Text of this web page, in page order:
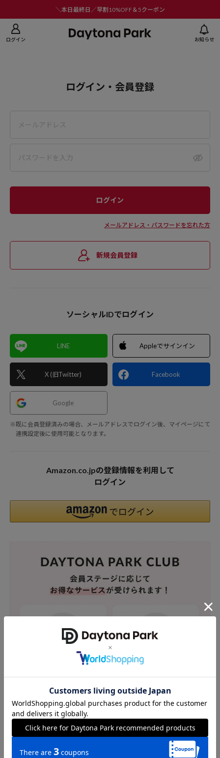
＼本日最終日／早割10%OFF＆5クーポン
ログイン お知らせ
ログイン・会員登録
メールアドレス・パスワードを忘れた方
新規会員登録
ソーシャルIDでログイン
LINE
X (旧Twitter)
Appleでサインイン
Facebook
Google
※既に会員登録済みの場合、メールアドレスでログイン後、マイページにて
連携設定後に使用可能となります。
Amazon.co.jpの登録情報を利用して
ログイン